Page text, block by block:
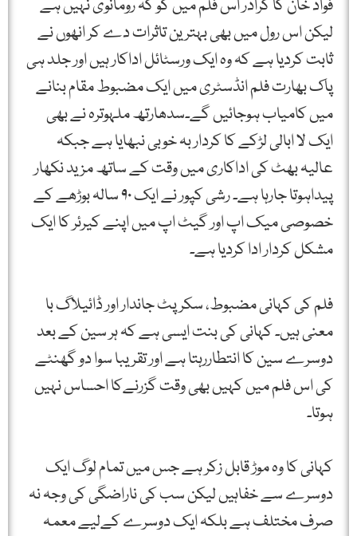
فواد خان کا کرادر اس فلم میں گو کہ رومانوی نہیں ہے
لیکن اس رول میں بھی بہترین تاثرات دے کر انھوں نے
ثابت کردیا ہے کہ وہ ایک ورسٹائل اداکار ہیں اور جلد ہی
پاک بھارت فلم انڈسٹری میں ایک مضبوط مقام بنانے
میں کامیاب ہوجائیں گے۔سدھارتھ ملہوترہ نے بھی
ایک لا ابالی لڑکے کا کردار بہ خوبی نبھایا ہے جبکہ
عالیہ بھٹ کی اداکاری میں وقت کے ساتھ مزید نکھار
پیداہوتا جارہا ہے۔ رشی کپور نے ایک ۹۰ سالہ بوڑھے کے
خصوصی میک اپ اور گیٹ اپ میں اپنے کیرئر کا ایک
مشکل کردار ادا کردیا ہے۔
فلم کی کہانی مضبوط، سکرپٹ جاندار اور ڈائیلاگ با
معنی ہیں۔ کہانی کی بنت ایسی ہے کہ ہر سین کے بعد
دوسرے سین کا انتطاررہتا ہے اور تقریبا سوا دو گھنٹے
کی اس فلم میں کہیں بھی وقت گزرنےکا احساس نہیں
ہوتا۔
کہانی کا وہ موڑ قابل زکر ہے جس میں تمام لوگ ایک
دوسرے سے خفاہیں لیکن سب کی ناراضگی کی وجہ نہ
صرف مختلف ہے بلکہ ایک دوسرے کےلیے معمہ